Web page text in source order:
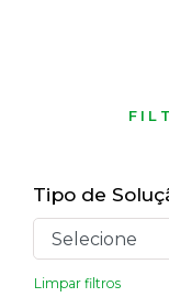
Tipo de
Limpar filtros